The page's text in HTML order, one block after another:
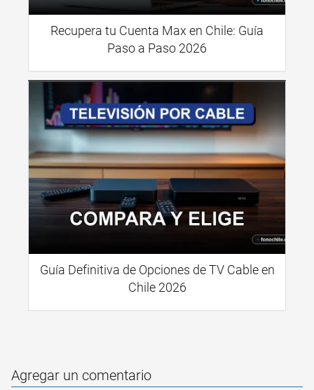
Recupera tu Cuenta Max en Chile: Guía
Paso a Paso 2026
Guía Definitiva de Opciones de TV Cable en
Chile 2026
Agregar un comentario